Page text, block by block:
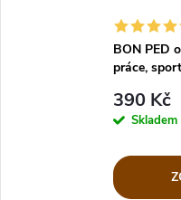
BON PED
práce,
390 Kč
Skladem